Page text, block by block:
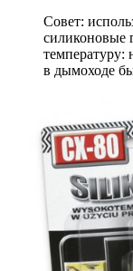
Совет:
силиконовые
температуру:
в дымоходе